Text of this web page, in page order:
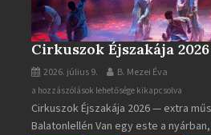
Cirkuszok Éjszakája 2026
2026. július 9. B. Mezei Éva
Cirkuszok
Éjszakája
2026
a hozzászólások lehetősége kikapcsolva
Cirkuszok Éjszakája 2026 — extra
Balatonlellén Van egy este a